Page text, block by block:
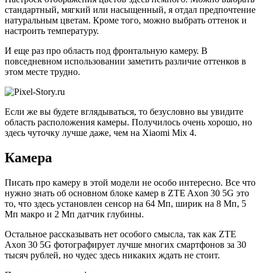
стандартный, мягкий или насыщенный, я отдал предпочтение
натуральным цветам. Кроме того, можно выбрать оттенок и
настроить температуру.
И еще раз про область под фронтальную камеру. В
повседневном использовании заметить различие оттенков в
этом месте трудно.
Если же вы будете вглядываться, то безусловно вы увидите
область расположения камеры. Получилось очень хорошо, но
здесь чуточку лучше даже, чем на Xiaomi Mix 4.
Камера
Писать про камеру в этой модели не особо интересно. Все что
нужно знать об основном блоке камер в ZTE Axon 30 5G это
то, что здесь установлен сенсор на 64 Мп, ширик на 8 Мп, 5
Мп макро и 2 Мп датчик глубины.
Остальное рассказывать нет особого смысла, так как ZTE
Axon 30 5G фотографирует лучше многих смартфонов за 30
тысяч рублей, но чудес здесь никаких ждать не стоит.